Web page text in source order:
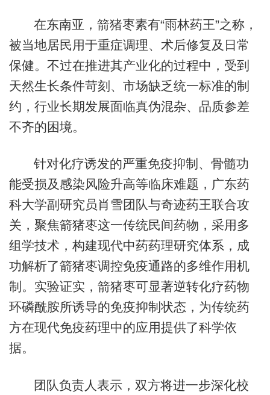
在东南亚，箭猪枣素有“雨林药王”之称，
被当地居民用于重症调理、术后修复及日常
保健。不过在推进其产业化的过程中，受到
天然生长条件苛刻、市场缺乏统一标准的制
约，行业长期发展面临真伪混杂、品质参差
不齐的困境。
针对化疗诱发的严重免疫抑制、骨髓功
能受损及感染风险升高等临床难题，广东药
科大学副研究员肖雪团队与奇迹药王联合攻
关，聚焦箭猪枣这一传统民间药物，采用多
组学技术，构建现代中药药理研究体系，成
功解析了箭猪枣调控免疫通路的多维作用机
制。实验证实，箭猪枣可显著逆转化疗药物
环磷酰胺所诱导的免疫抑制状态，为传统药
方在现代免疫药理中的应用提供了科学依
据。
团队负责人表示，双方将进一步深化校